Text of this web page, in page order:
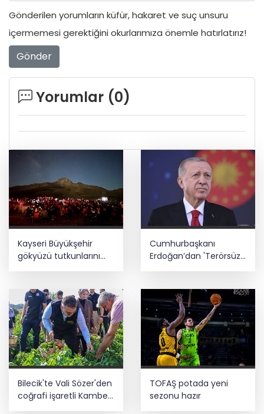
Gönderilen yorumların küfür, hakaret ve suç unsuru
içermemesi gerektiğini okurlarımıza önemle hatırlatırız!
Gönder
Yorumlar (0)
Kayseri Büyükşehir
gökyüzü tutkunlarını
Erciyes'te buluşturacak
Cumhurbaşkanı
Erdoğan’dan 'Terörsüz
Türkiye' mesajı
Bilecik'te Vali Sözer'den
coğrafi işaretli Kamber
TOFAŞ potada yeni
sezonu hazır